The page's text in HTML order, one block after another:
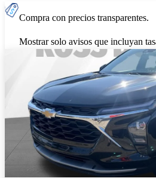
Compra con precios transparentes.
Mostrar solo avisos que incluyan